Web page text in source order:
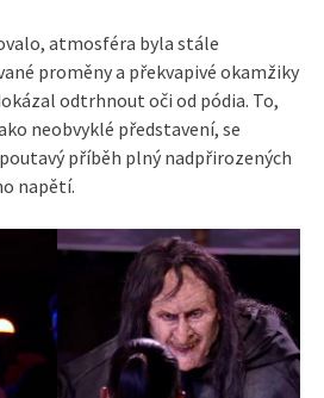
atmosféra byla stále
proměny a překvapivé okamžiky
odtrhnout oči od pódia. To,
neobvyklé představení, se
příběh plný nadpřirozených
napětí.